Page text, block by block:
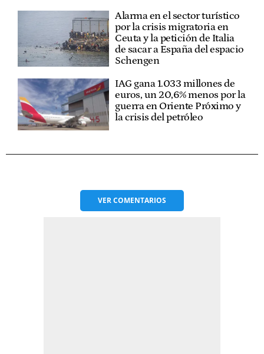
Alarma en el sector turístico
por la crisis migratoria en
Ceuta y la petición de Italia
de sacar a España del espacio
Schengen
IAG gana 1.033 millones de
euros, un 20,6% menos por la
guerra en Oriente Próximo y
la crisis del petróleo
VERCOMENTARIOS